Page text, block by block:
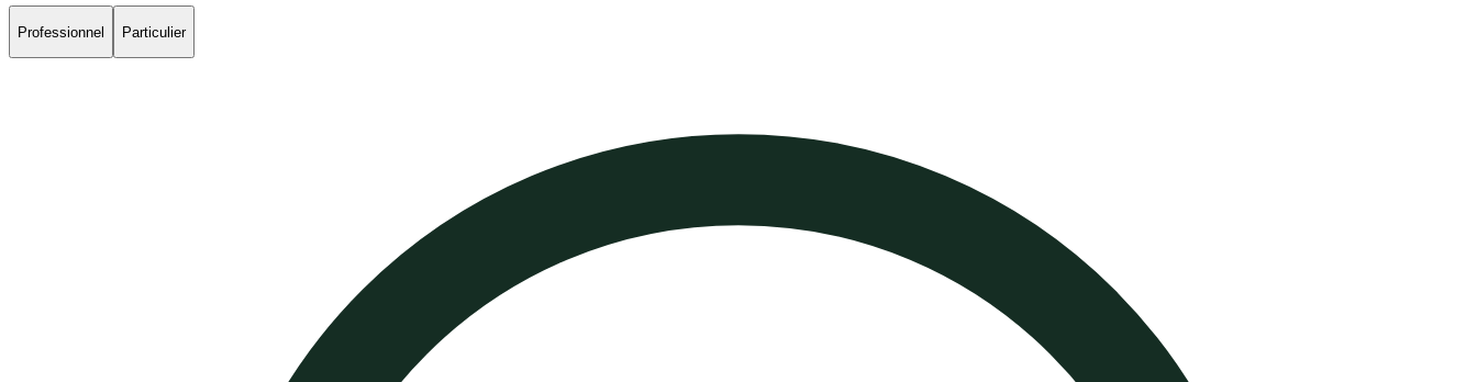
Professionnel Particulier